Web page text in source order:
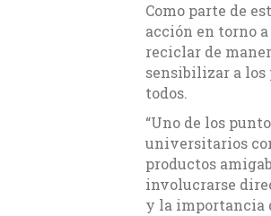
Como parte de
acción en torno
reciclar de
sensibilizar a los
todos.
“Uno de los
universitarios
productos
involucrarse
y la importancia